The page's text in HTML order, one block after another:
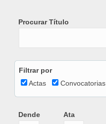
Procurar Título
Filtrar por
Actas
Convocatorias
Dende
Ata